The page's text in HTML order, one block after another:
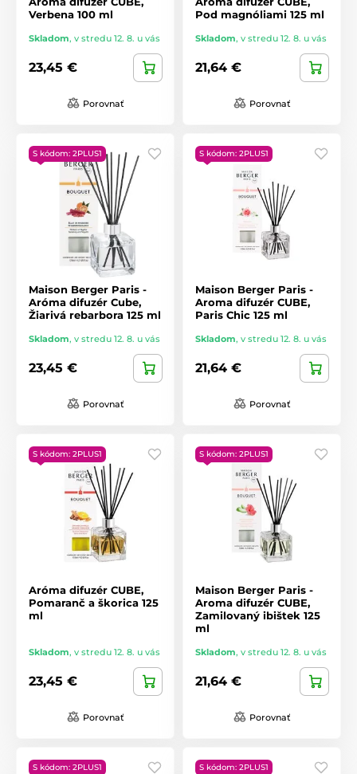
Verbena 100 ml
Skladom, v stredu 12. 8. u vás
23,45 €
Porovnať
Pod magnóliami 125 ml
Skladom, v stredu 12. 8. u vás
21,64 €
Porovnať
S kódom: 2PLUS1
Maison Berger Paris -
Aróma difuzér Cube,
Žiarivá rebarbora 125 ml
Skladom, v stredu 12. 8. u vás
23,45 €
Porovnať
S kódom: 2PLUS1
Maison Berger Paris -
Aroma difuzér CUBE,
Paris Chic 125 ml
Skladom, v stredu 12. 8. u vás
21,64 €
Porovnať
S kódom: 2PLUS1
Aróma difuzér CUBE,
Pomaranč a škorica 125
ml
Skladom, v stredu 12. 8. u vás
23,45 €
Porovnať
S kódom: 2PLUS1
Maison Berger Paris -
Aroma difuzér CUBE,
Zamilovaný ibištek 125
ml
Skladom, v stredu 12. 8. u vás
21,64 €
Porovnať
S kódom: 2PLUS1 S kódom: 2PLUS1